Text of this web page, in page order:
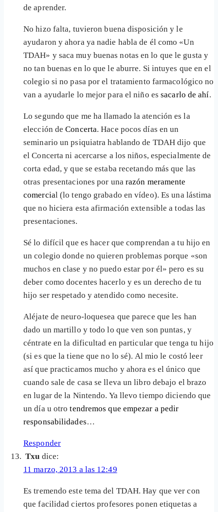
de aprender.
No hizo falta, tuvieron buena disposición y le
ayudaron y ahora ya nadie habla de él como «Un
TDAH» y saca muy buenas notas en lo que le gusta y
no tan buenas en lo que le aburre. Si intuyes que en el
colegio si no pasa por el tratamiento farmacológico no
van a ayudarle lo mejor para el niño essacarlo de ahí.
Lo segundo que me ha llamado la atención es la
elección deConcerta. Hace pocos días en un
seminario un psiquiatra hablando de TDAH dijo que
el Concerta ni acercarse a los niños, especialmente de
corta edad, y que se estaba recetando más que las
otras presentaciones por unarazón meramente
comercial (lo tengo grabado en vídeo). Es una lástima
que no hiciera esta afirmación extensible a todas las
presentaciones.
Sé lo difícil que es hacer que comprendan a tu hijo en
un colegio donde no quieren problemas porque «son
muchos en clase y no puedo estar por él» pero es su
deber como docentes hacerlo y es un derecho de tu
hijo ser respetado y atendido como necesite.
Aléjate de neuro-loquesea que parece que les han
dado un martillo y todo lo que ven son puntas, y
céntrate en la dificultad en particular que tenga tu hijo
(si es que la tiene que no lo sé). Al mio le costó leer
así que practicamos mucho y ahora es el único que
cuando sale de casa se lleva un libro debajo el brazo
en lugar de la Nintendo. Ya llevo tiempo diciendo que
un día u otrotendremos que empezar a pedir
responsabilidades…
Responder
Txu dice:
11 marzo, 2013 a las 12:49
Es tremendo este tema del TDAH. Hay que ver con
que facilidad ciertos profesores ponen etiquetas a